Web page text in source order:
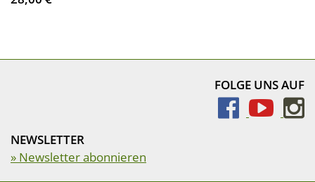
FOLGE UNS AUF
NEWSLETTER
» Newsletter abonnieren